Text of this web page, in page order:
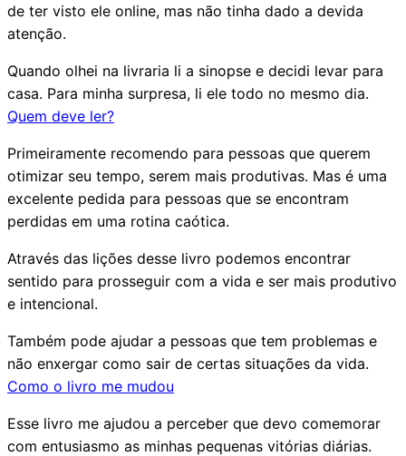
de ter visto ele online, mas não tinha dado a devida
atenção.
Quando olhei na livraria li a sinopse e decidi levar para
casa. Para minha surpresa, li ele todo no mesmo dia.
Quem deve ler?
Primeiramente recomendo para pessoas que querem
otimizar seu tempo, serem mais produtivas. Mas é uma
excelente pedida para pessoas que se encontram
perdidas em uma rotina caótica.
Através das lições desse livro podemos encontrar
sentido para prosseguir com a vida e ser mais produtivo
e intencional.
Também pode ajudar a pessoas que tem problemas e
não enxergar como sair de certas situações da vida.
Como o livro me mudou
Esse livro me ajudou a perceber que devo comemorar
com entusiasmo as minhas pequenas vitórias diárias.